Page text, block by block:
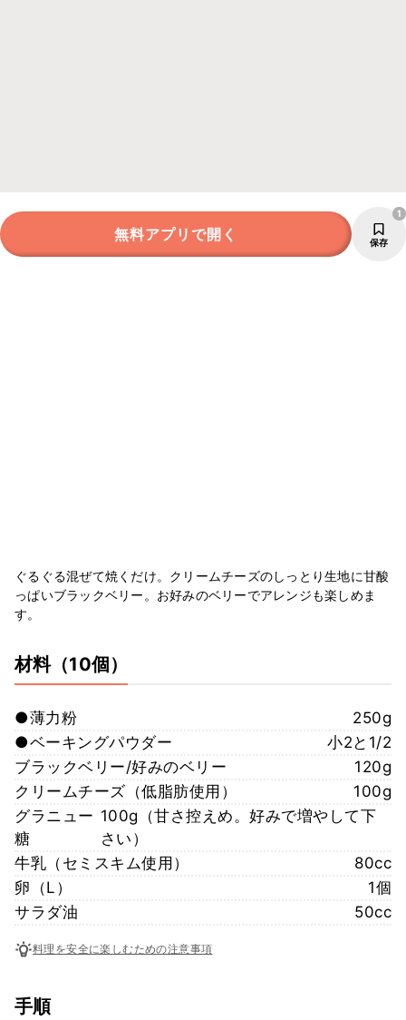
無料アプリで開く 保存
1
ぐるぐる混ぜて焼くだけ。クリームチーズのしっとり生地に甘酸
っぱいブラックベリー。お好みのベリーでアレンジも楽しめま
す。
材料（10個）
●薄力粉
250g
●ベーキングパウダー
小2と1/2
ブラックベリー/好みのベリー
120g
クリームチーズ（低脂肪使用）
100g
グラニュー
糖
100g（甘さ控えめ。好みで増やして下
さい）
牛乳（セミスキム使用）
80cc
卵（L）
1個
サラダ油
50cc
料理を安全に楽しむための注意事項
手順